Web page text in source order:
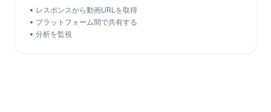
• レスポンスから動画URLを取得
• プラットフォーム間で共有する
• 分析を監視